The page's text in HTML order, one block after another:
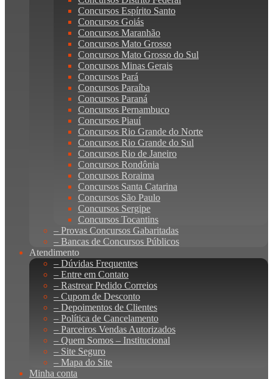
Concursos Espírito Santo
Concursos Goiás
Concursos Maranhão
Concursos Mato Grosso
Concursos Mato Grosso do Sul
Concursos Minas Gerais
Concursos Pará
Concursos Paraíba
Concursos Paraná
Concursos Pernambuco
Concursos Piauí
Concursos Rio Grande do Norte
Concursos Rio Grande do Sul
Concursos Rio de Janeiro
Concursos Rondônia
Concursos Roraima
Concursos Santa Catarina
Concursos São Paulo
Concursos Sergipe
Concursos Tocantins
– Provas Concursos Gabaritadas
– Bancas de Concursos Públicos
Atendimento
– Dúvidas Frequentes
– Entre em Contato
– Rastrear Pedido Correios
– Cupom de Desconto
– Depoimentos de Clientes
– Política de Cancelamento
– Parceiros Vendas Autorizados
– Quem Somos – Institucional
– Site Seguro
– Mapa do Site
Minha conta